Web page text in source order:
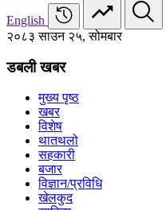
English
२०८३ साउन २५, सोमबार
डबली खबर
मुख्य पृष्ठ
खबर
विशेष
थातथलो
सहकारी
बजार
विज्ञान/प्रविधि
खेलकुद